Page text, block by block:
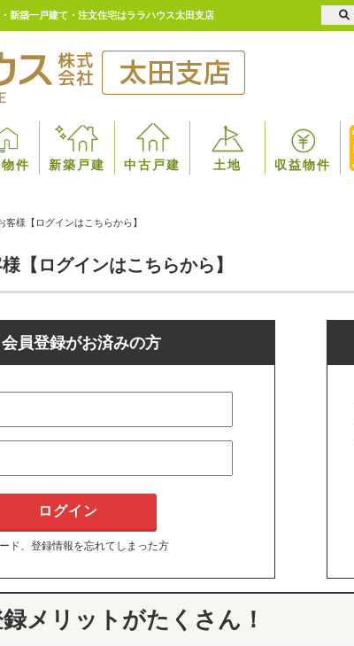
新築一戸建て・注文住宅はララハウス太田支店
件 新築戸建 中古戸建 土地 収益物件
客様【ログインはこちらから】
【ログインはこちらから】
会員登録がお済みの方
ド、登録情報を忘れてしまった方
メリットがたくさん！